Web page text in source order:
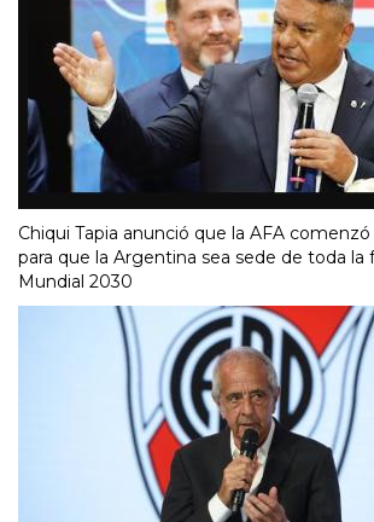
Chiqui Tapia anunció que la AFA
para que la Argentina sea sede de toda la
Mundial 2030